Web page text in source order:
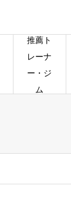
推薦ト
レーナ
ー・ジ
ム